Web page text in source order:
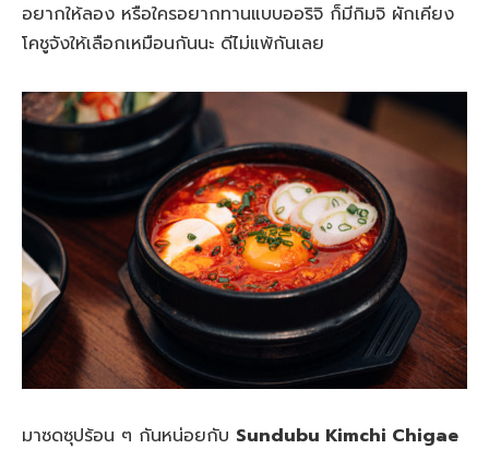
อยากให้ลอง หรือใครอยากทานแบบออริจิ ก็มีกิมจิ ผักเคียง
โคชูจังให้เลือกเหมือนกันนะ ดีไม่แพ้กันเลย
มาซดซุปร้อน ๆ กันหน่อยกับ Sundubu Kimchi Chigae